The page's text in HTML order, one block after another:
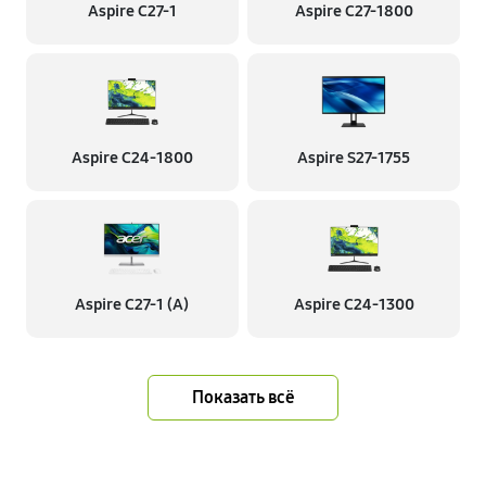
Aspire C27-1 Aspire C27-1800
Aspire C24-1800 Aspire S27-1755
Aspire C27-1 (A) Aspire C24-1300
Показать всё